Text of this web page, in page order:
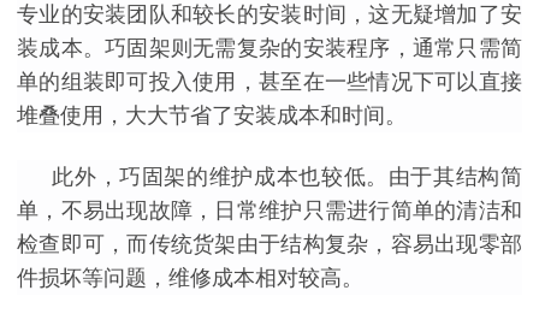
专业的安装团队和较长的安装时间，这无疑增加了安
装成本。巧固架则无需复杂的安装程序，通常只需简
单的组装即可投入使用，甚至在一些情况下可以直接
堆叠使用，大大节省了安装成本和时间。
此外，巧固架的维护成本也较低。由于其结构简
单，不易出现故障，日常维护只需进行简单的清洁和
检查即可，而传统货架由于结构复杂，容易出现零部
件损坏等问题，维修成本相对较高。